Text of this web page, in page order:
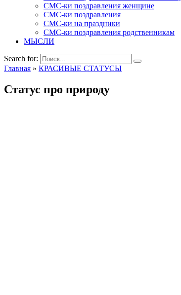
СМС-ки поздравления женщине
СМС-ки поздравления
СМС-ки на праздники
СМС-ки поздравления родственникам
МЫСЛИ
Search for:
Главная » КРАСИВЫЕ СТАТУСЫ
Статус про природу